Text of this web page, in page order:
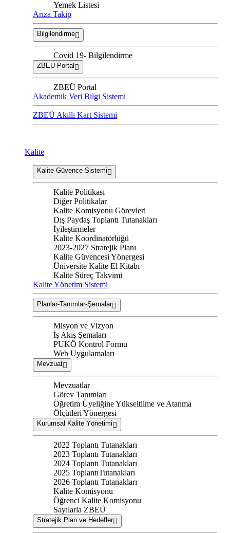
Yemek Listesi
Arıza Takip
Bilgilendirme
Covid 19- Bilgilendirme
ZBEÜ Portal
ZBEÜ Portal
Akademik Veri Bilgi Sistemi
ZBEÜ Akıllı Kart Sistemi
Kalite
Kalite Güvence Sistemi
Kalite Politikası
Diğer Politikalar
Kalite Komisyonu Görevleri
Dış Paydaş Toplantı Tutanakları
İyileştirmeler
Kalite Koordinatörlüğü
2023-2027 Stratejik Planı
Kalite Güvencesi Yönergesi
Üniversite Kalite El Kitabı
Kalite Süreç Takvimi
Kalite Yönetim Sistemi
Planlar-Tanımlar-Şemalar
Misyon ve Vizyon
İş Akış Şemaları
PUKÖ Kontrol Formu
Web Uygulamaları
Mevzuat
Mevzuatlar
Görev Tanımları
Öğretim Üyeliğine Yükseltilme ve Atanma
Ölçütleri Yönergesi
Kurumsal Kalite Yönetimi
2022 Toplantı Tutanakları
2023 Toplantı Tutanakları
2024 Toplantı Tutanakları
2025 ToplantıTutanakları
2026 Toplantı Tutanakları
Kalite Komisyonu
Öğrenci Kalite Komisyonu
Sayılarla ZBEÜ
Stratejik Plan ve Hedefler